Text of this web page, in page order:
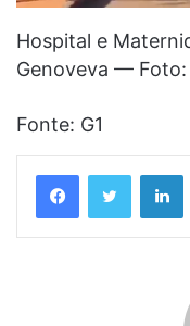
Hospital e
Genoveva — Foto:
Fonte: G1